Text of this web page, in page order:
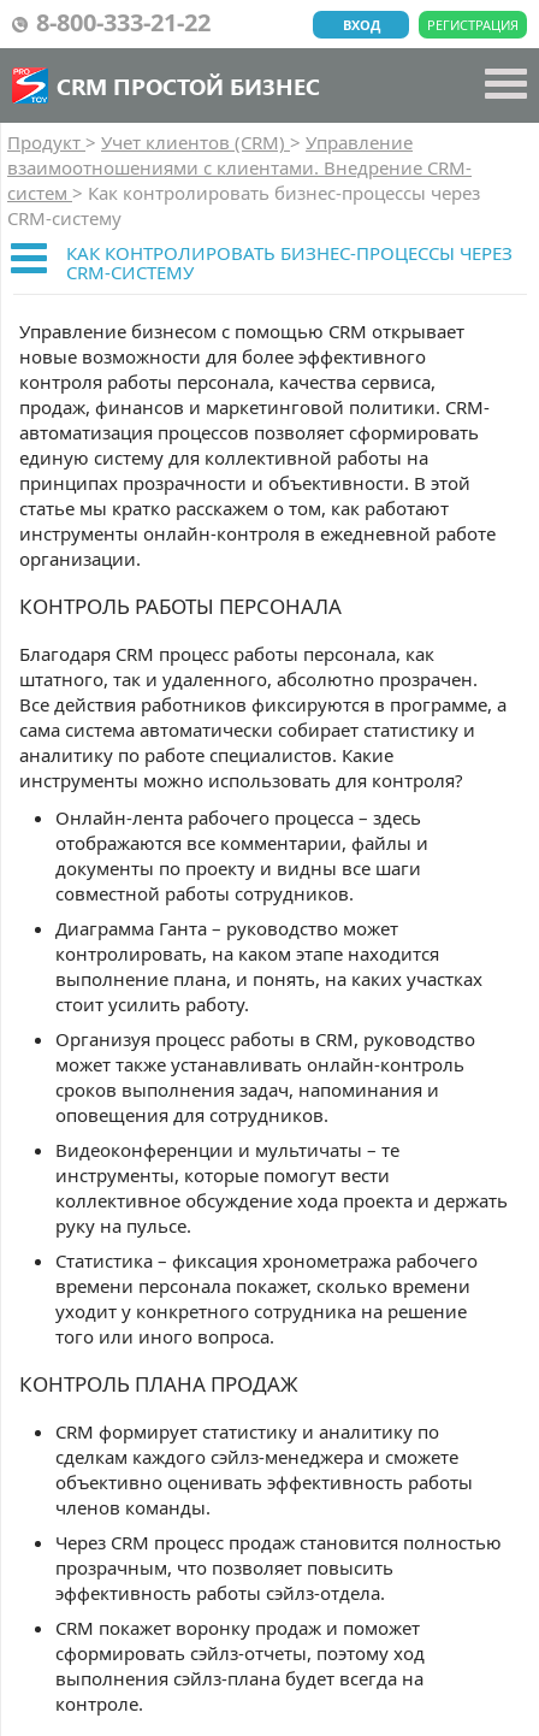
8-800-333-21-22 РЕГИСТРАЦИЯ
ВХОД
CRM ПРОСТОЙ БИЗНЕС
Продукт > Учет клиентов (CRM) > Управление
взаимоотношениями с клиентами. Внедрение CRM-
систем > Как контролировать бизнес-процессы через
CRM-систему
КАК КОНТРОЛИРОВАТЬ БИЗНЕС-ПРОЦЕССЫ ЧЕРЕЗ
CRM-СИСТЕМУ
Управление бизнесом с помощью CRM открывает
новые возможности для более эффективного
контроля работы персонала, качества сервиса,
продаж, финансов и маркетинговой политики. CRM-
автоматизация процессов позволяет сформировать
единую систему для коллективной работы на
принципах прозрачности и объективности. В этой
статье мы кратко расскажем о том, как работают
инструменты онлайн-контроля в ежедневной работе
организации.
КОНТРОЛЬ РАБОТЫ ПЕРСОНАЛА
Благодаря CRM процесс работы персонала, как
штатного, так и удаленного, абсолютно прозрачен.
Все действия работников фиксируются в программе, а
сама система автоматически собирает статистику и
аналитику по работе специалистов. Какие
инструменты можно использовать для контроля?
Онлайн-лента рабочего процесса – здесь
отображаются все комментарии, файлы и
документы по проекту и видны все шаги
совместной работы сотрудников.
Диаграмма Ганта – руководство может
контролировать, на каком этапе находится
выполнение плана, и понять, на каких участках
стоит усилить работу.
Организуя процесс работы в CRM, руководство
может также устанавливать онлайн-контроль
сроков выполнения задач, напоминания и
оповещения для сотрудников.
Видеоконференции и мультичаты – те
инструменты, которые помогут вести
коллективное обсуждение хода проекта и держать
руку на пульсе.
Статистика – фиксация хронометража рабочего
времени персонала покажет, сколько времени
уходит у конкретного сотрудника на решение
того или иного вопроса.
КОНТРОЛЬ ПЛАНА ПРОДАЖ
CRM формирует статистику и аналитику по
сделкам каждого сэйлз-менеджера и сможете
объективно оценивать эффективность работы
членов команды.
Через CRM процесс продаж становится полностью
прозрачным, что позволяет повысить
эффективность работы сэйлз-отдела.
CRM покажет воронку продаж и поможет
сформировать сэйлз-отчеты, поэтому ход
выполнения сэйлз-плана будет всегда на
контроле.